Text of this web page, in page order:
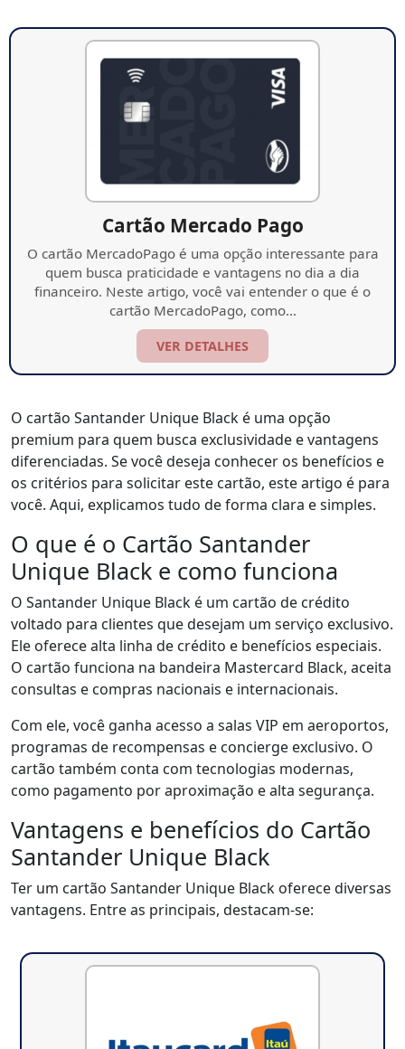
Cartão Mercado Pago
O cartão MercadoPago é uma opção interessante para
quem busca praticidade e vantagens no dia a dia
financeiro. Neste artigo, você vai entender o que é o
cartão MercadoPago, como…
VER DETALHES
O cartão Santander Unique Black é uma opção
premium para quem busca exclusividade e vantagens
diferenciadas. Se você deseja conhecer os benefícios e
os critérios para solicitar este cartão, este artigo é para
você. Aqui, explicamos tudo de forma clara e simples.
O que é o Cartão Santander
Unique Black e como funciona
O Santander Unique Black é um cartão de crédito
voltado para clientes que desejam um serviço exclusivo.
Ele oferece alta linha de crédito e benefícios especiais.
O cartão funciona na bandeira Mastercard Black, aceita
consultas e compras nacionais e internacionais.
Com ele, você ganha acesso a salas VIP em aeroportos,
programas de recompensas e concierge exclusivo. O
cartão também conta com tecnologias modernas,
como pagamento por aproximação e alta segurança.
Vantagens e benefícios do Cartão
Santander Unique Black
Ter um cartão Santander Unique Black oferece diversas
vantagens. Entre as principais, destacam-se: